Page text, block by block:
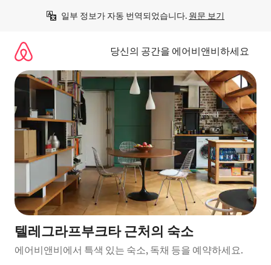
일부 정보가 자동 번역되었습니다. 원문 보기
당신의 공간을 에어비앤비하세요
텔레그라프부크타 근처의 숙소
에어비앤비에서 특색 있는 숙소, 독채 등을 예약하세요.